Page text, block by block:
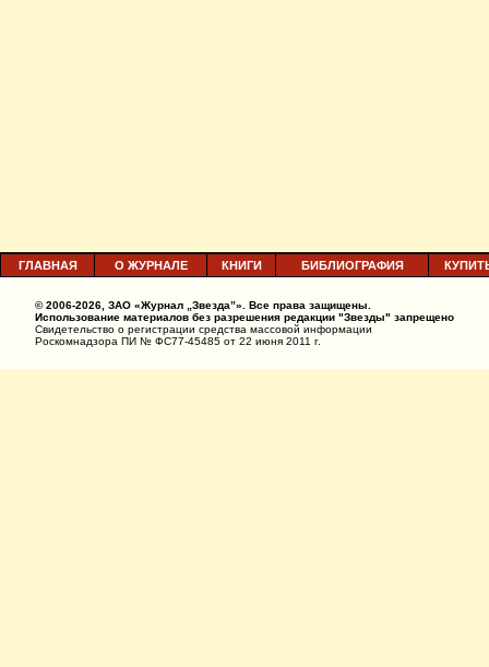
ГЛАВНАЯ О ЖУРНАЛЕ КНИГИ БИБЛИОГРАФИЯ
© 2006-2026, ЗАО «Журнал „Звезда”». Все права защищены.
Использование материалов без разрешения редакции "Звезды" запрещено
Свидетельство о регистрации средства массовой информации
Роскомнадзора ПИ № ФС77-45485 от 22 июня 2011 г.